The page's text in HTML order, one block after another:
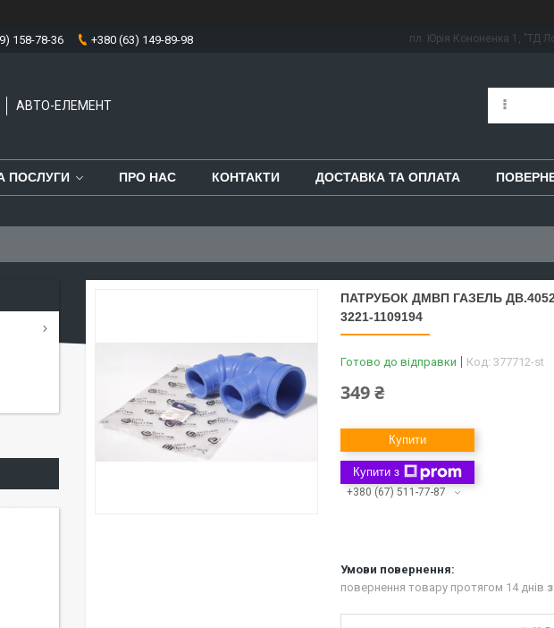
158-78-36 +380 (63) 149-89-98 пл. Юрія Кононенка 1, "ТД
АВТО-ЕЛЕМЕНТ
ПОСЛУГИ ПРО НАС КОНТАКТИ ДОСТАВКА ТА ОПЛАТА
ПАТРУБОК ДМВП ГАЗЕЛЬ
3221-1109194
Готово до відправки Код: 377712-st
349 ₴
Купити
Купити з
+380 (67) 511-77-87
повернення товару протягом 14 днів